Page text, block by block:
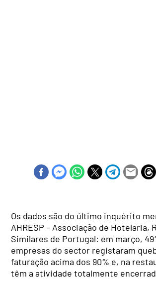
Os dados são do último inquérito
AHRESP – Associação de Hotelaria,
Similares de Portugal: em março,
empresas do sector registaram
faturação acima dos 90% e, na
têm a atividade totalmente